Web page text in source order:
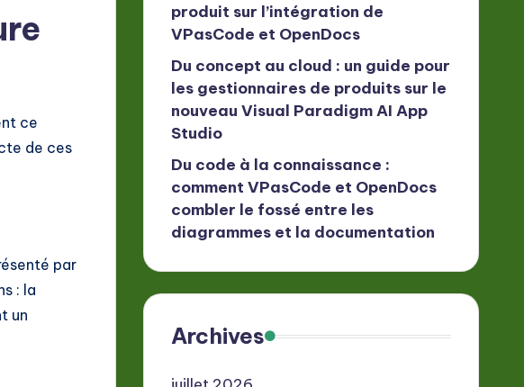
ce
de ces
par
: la
un
produit sur l’intégration de
VPasCode et OpenDocs
Du concept au cloud : un guide pour
les gestionnaires de produits sur le
nouveau Visual Paradigm AI App
Studio
Du code à la connaissance :
comment VPasCode et OpenDocs
combler le fossé entre les
diagrammes et la documentation
Archives